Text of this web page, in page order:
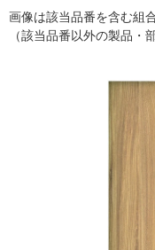
画像は該当品番を含む組
（該当品番以外の製品・